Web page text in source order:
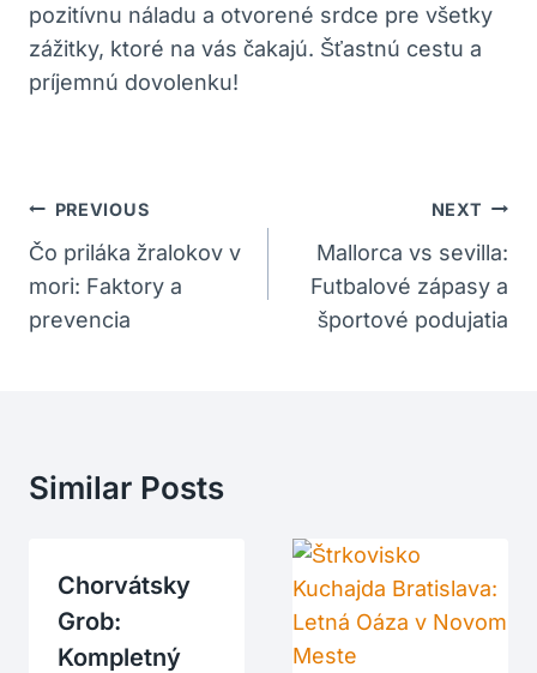
pozitívnu náladu a otvorené srdce pre všetky
zážitky, ktoré na vás čakajú. Šťastnú cestu a
príjemnú dovolenku!
Navigácia
V
Článku
PREVIOUS
Čo priláka žralokov v
mori: Faktory a
prevencia
NEXT
Mallorca vs sevilla:
Futbalové zápasy a
športové podujatia
Similar Posts
Chorvátsky
Grob:
Kompletný